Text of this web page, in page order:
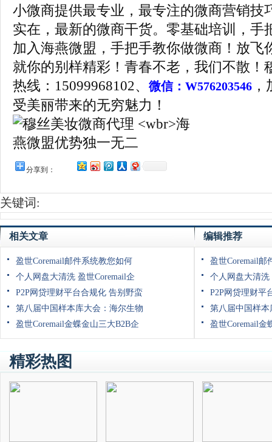
小微商提供最专业，最专注的微商营销技
实在，最新的微商干货。零基础培训，手
加入海燕微盟，手把手教你做微商！放飞
就你的别样精彩！青春不老，我们不散！
热线：15099968102、 微信：W576203546
受美丽带来的无穷魅力！
分享到：
关键词:
相关文章
盈世Coremail邮件系统教您如何
个人网盘大清洗 盈世Coremail企
P2P网贷理财平台合规化 告别野蛮
第八届中国样本库大会：海尔生物
盈世Coremail金蝶金山三大B2B企
编辑推荐
盈世Coremail邮
个人网盘大清洗
P2P网贷理财平
第八届中国样
盈世Coremail金
精彩热图